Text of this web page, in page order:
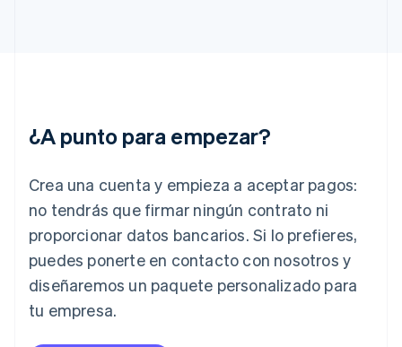
¿A punto para empezar?
Crea una cuenta y empieza a aceptar pagos:
no tendrás que firmar ningún contrato ni
proporcionar datos bancarios. Si lo prefieres,
puedes ponerte en contacto con nosotros y
diseñaremos un paquete personalizado para
tu empresa.
India
English
Italia
ItalianoEnglish
Japón
日本語 English
Letonia
Liechtenstein